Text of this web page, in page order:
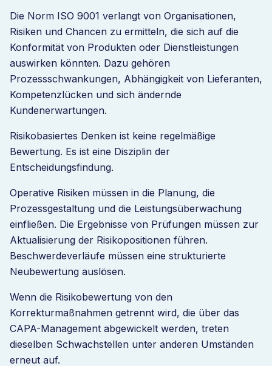
Die Norm ISO 9001 verlangt von Organisationen,
Risiken und Chancen zu ermitteln, die sich auf die
Konformität von Produkten oder Dienstleistungen
auswirken könnten. Dazu gehören
Prozessschwankungen, Abhängigkeit von Lieferanten,
Kompetenzlücken und sich ändernde
Kundenerwartungen.
Risikobasiertes Denken ist keine regelmäßige
Bewertung. Es ist eine Disziplin der
Entscheidungsfindung.
Operative Risiken müssen in die Planung, die
Prozessgestaltung und die Leistungsüberwachung
einfließen. Die Ergebnisse von Prüfungen müssen zur
Aktualisierung der Risikopositionen führen.
Beschwerdeverläufe müssen eine strukturierte
Neubewertung auslösen.
Wenn die Risikobewertung von den
Korrekturmaßnahmen getrennt wird, die über das
CAPA-Management abgewickelt werden, treten
dieselben Schwachstellen unter anderen Umständen
erneut auf.